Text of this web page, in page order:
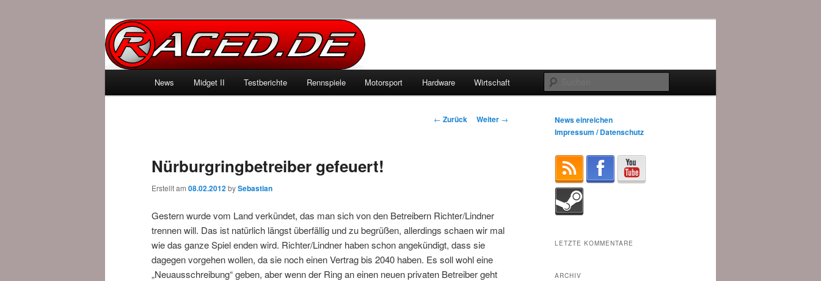
Raced.de
Zum Inhalt wechseln
Zum sekundären Inhalt wechseln
News Midget II Testberichte Rennspiele Motorsport Hardware Wirtschaft
Beitrags-
← Zurück Weiter →
Nürburgringbetreiber gefeuert!
Erstellt am 08.02.2012bySebastian
Gestern wurde vom Land verkündet, das man sich von den Betreibern Richter/Lindner
trennen will. Das ist natürlich längst überfällig und zu begrüßen, allerdings schaen wir mal
wie das ganze Spiel enden wird. Richter/Lindner haben schon angekündigt, dass sie
dagegen vorgehen wollen, da sie noch einen Vertrag bis 2040 haben. Es soll wohl eine
„Neuausschreibung“ geben, aber wenn der Ring an einen neuen privaten Betreiber geht
News einreichen
Impressum / Datenschutz
LETZTE KOMMENTARE
ARCHIV